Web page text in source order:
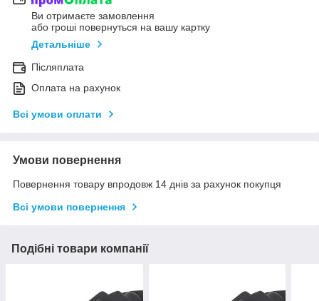
Ви отримаєте замовлення
або гроші повернуться на вашу картку
Детальніше
Післяплата
Оплата на рахунок
Всі умови оплати
Умови повернення
Повернення товару впродовж 14 днів за рахунок покупця
Всі умови повернення
Подібні товари компанії